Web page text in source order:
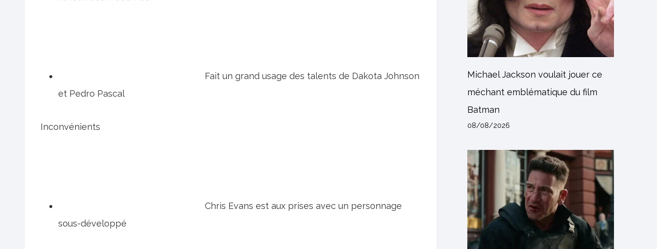
Fait un grand usage des talents de Dakota Johnson
et Pedro Pascal
Inconvénients
Chris Evans est aux prises avec un personnage
sous-développé
Michael Jackson voulait jouer ce
méchant emblématique du film
Batman
08/08/2026